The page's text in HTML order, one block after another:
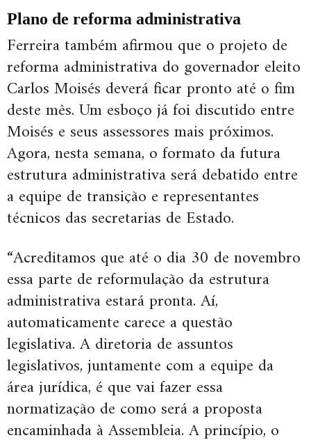
Plano de reforma administrativa
Ferreira também afirmou que o projeto de
reforma administrativa do governador eleito
Carlos Moisés deverá ficar pronto até o fim
deste mês. Um esboço já foi discutido entre
Moisés e seus assessores mais próximos.
Agora, nesta semana, o formato da futura
estrutura administrativa será debatido entre
a equipe de transição e representantes
técnicos das secretarias de Estado.
“Acreditamos que até o dia 30 de novembro
essa parte de reformulação da estrutura
administrativa estará pronta. Aí,
automaticamente carece a questão
legislativa. A diretoria de assuntos
legislativos, juntamente com a equipe da
área jurídica, é que vai fazer essa
normatização de como será a proposta
encaminhada à Assembleia. A princípio, o